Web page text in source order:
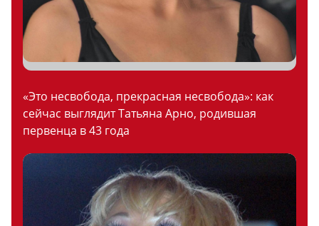
«Это несвобода, прекрасная несвобода»: как
сейчас выглядит Татьяна Арно, родившая
первенца в 43 года